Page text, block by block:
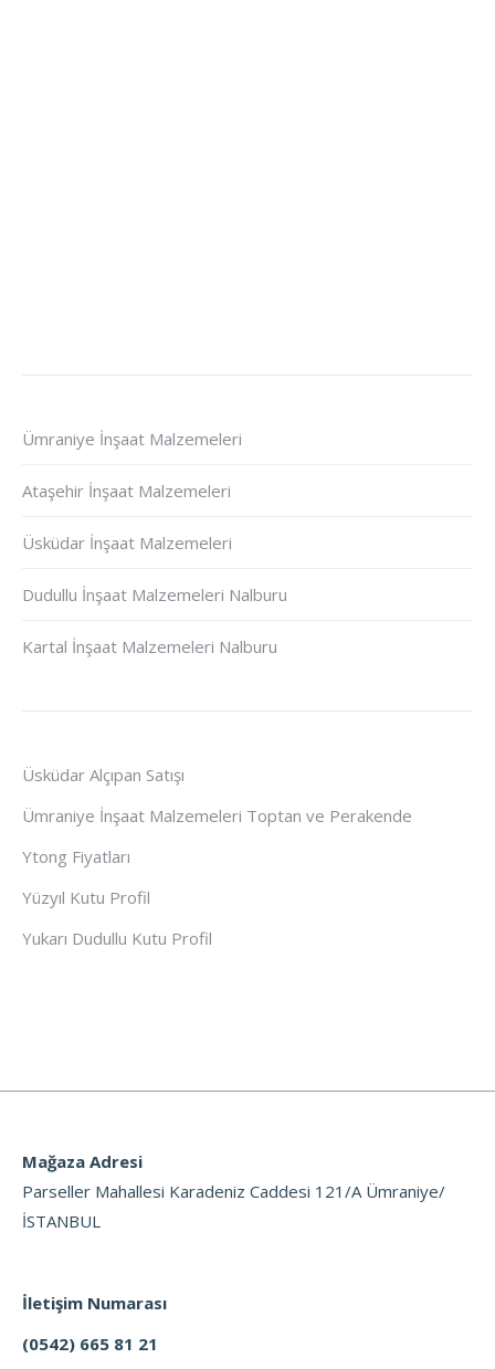
Ümraniye İnşaat Malzemeleri
Ataşehir İnşaat Malzemeleri
Üsküdar İnşaat Malzemeleri
Dudullu İnşaat Malzemeleri Nalburu
Kartal İnşaat Malzemeleri Nalburu
Üsküdar Alçıpan Satışı
Ümraniye İnşaat Malzemeleri Toptan ve Perakende
Ytong Fiyatları
Yüzyıl Kutu Profil
Yukarı Dudullu Kutu Profil
Mağaza Adresi
Parseller Mahallesi Karadeniz Caddesi 121/A Ümraniye/
İSTANBUL
İletişim Numarası
(0542) 665 81 21